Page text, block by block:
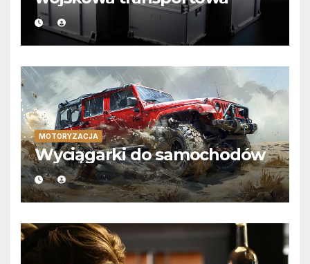
MOTORYZACJA
Wyciągarki do samochodów